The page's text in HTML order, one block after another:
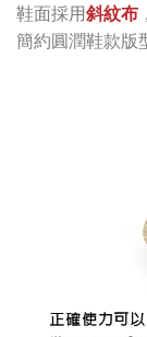
鞋面採用斜紋布
簡約圓潤鞋款版